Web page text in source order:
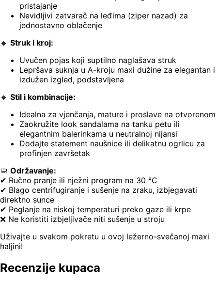
pristajanje
Nevidljivi zatvarač na leđima (ziper nazad) za
jednostavno oblačenje
🔹 Struk i kroj:
Uvučen pojas koji suptilno naglašava struk
Lepršava suknja u A-kroju maxi dužine za elegantan i
izdužen izgled, podstavljena
🔹 Stil i kombinacije:
Idealna za vjenčanja, mature i proslave na otvorenom
Zaokružite look sandalama na tanku petu ili
elegantnim balerinkama u neutralnoj nijansi
Dodajte statement naušnice ili delikatnu ogrlicu za
profinjen završetak
🧼 Održavanje:
✔ Ručno pranje ili nježni program na 30 °C
✔ Blago centrifugiranje i sušenje na zraku, izbjegavati
direktno sunce
✔ Peglanje na niskoj temperaturi preko gaze ili krpe
❌ Ne koristiti izbjeljivače niti sušenje u stroju
Uživajte u svakom pokretu u ovoj ležerno-svečanoj maxi
haljini!
Recenzije kupaca